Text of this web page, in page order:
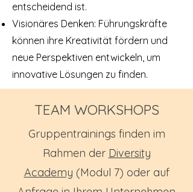
entscheidend ist.
Visionäres Denken: Führungskräfte
können ihre Kreativität fördern und
neue Perspektiven entwickeln, um
innovative Lösungen zu finden.
TEAM WORKSHOPS
Gruppentrainings finden im
Rahmen der Diversity
Academy (Modul 7) oder auf